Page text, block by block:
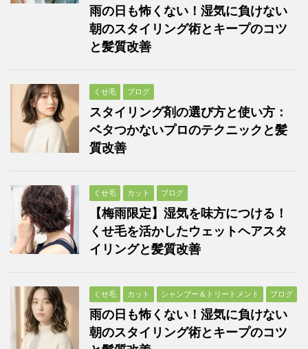
雨の日も怖くない！湿気に負けない
朝のスタイリング術とキープのコツ
と髪質改善
くせ毛 ブログ
スタイリング剤の選び方と使い方：
ベタつかないプロのテクニックと髪
質改善
くせ毛 カット ブログ
【梅雨限定】湿気を味方につける！
くせ毛を活かしたウェットヘアスタ
イリングと髪質改善
くせ毛 カット シャンプー＆トリートメント ブログ
雨の日も怖くない！湿気に負けない
朝のスタイリング術とキープのコツ